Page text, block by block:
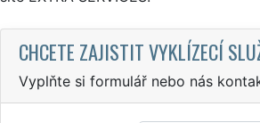
CHCETE ZAJISTIT VYKLÍZECÍ
Vyplňte si formulář nebo nás